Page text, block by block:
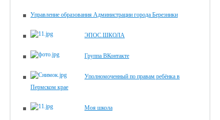
Управление образования Администрации города Березники
ЭПОС.ШКОЛА
Группа ВКонтакте
Уполномоченный по правам ребёнка в
Пермском крае
Моя школа